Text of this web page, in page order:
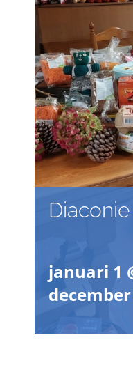
Diaconie
januari 1
december